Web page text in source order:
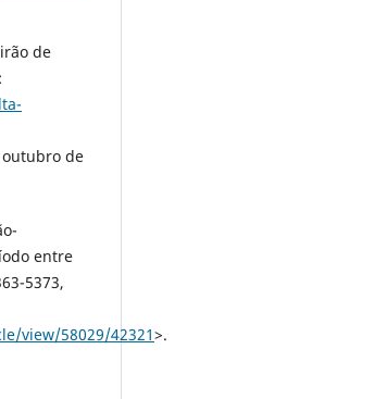
de
outubro de
entre
5373,
view/58029/42321>.